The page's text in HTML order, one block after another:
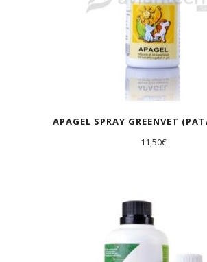
APAGEL SPRAY GREENVET
11,50€